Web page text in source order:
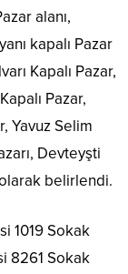
alanı,
kapalı Pazar
Kapalı Pazar,
Pazar,
Yavuz Selim
Devteyşti
belirlendi.
1019 Sokak
8261 Sokak